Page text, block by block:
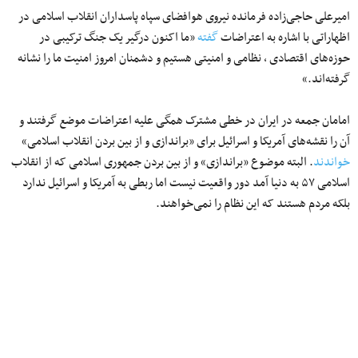
امیرعلی حاجی‌زاده فرمانده نیروی هوافضای سپاه پاسداران انقلاب اسلامی در
اظهاراتی با اشاره به اعتراضاتگفته«ما اکنون درگیر یک جنگ ترکیبی در
حوزه‌های اقتصادی ، نظامی و امنیتی هستیم و دشمنان امروز امنیت ما را نشانه
گرفته‌اند.»
امامان جمعه در ایران در خطی مشترک همگی علیه اعتراضات موضع گرفتند و
آن را نقشه‌های آمریکا و اسرائیل برای «براندازی و از بین بردن انقلاب اسلامی»
خواندند. البته موضوع «براندازی» و از بین بردن جمهوری اسلامی که از انقلاب
اسلامی ۵۷ به دنیا آمد دور واقعیت نیست اما ربطی به آمریکا و اسرائیل ندارد
بلکه مردم هستند که این نظام را نمی‌خواهند.